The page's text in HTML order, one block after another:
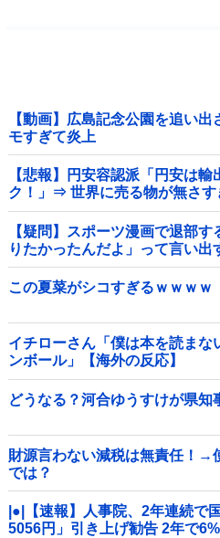
【動画】広島記念公園を追い
モすぎて炎上
【悲報】円安容認派「円安は
ク！」⇒ 世界に売る物が無さ
敗・・・
【疑問】スポーツ漫画で退部
りたかったんだよ」って言い出
この夏菜がシコすぎるｗｗｗｗ
イチローさん「僕は本を読まな
ンボール」【海外の反応】
どうなる？河合ゆうすけが県知
財源言わない減税は無責任！→
では？
|●|【速報】人事院、2年連続で
5056円」引き上げ勧告 2年で6%